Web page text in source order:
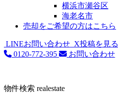
横浜市瀬谷区
海老名市
売却をご希望の方はこちら
LINEお問い合わせ X投稿を見る
0120-772-395
お問い合わせ
物件検索 realestate